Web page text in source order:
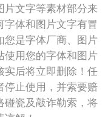
片文字等素材部分来
体和图片文字有冒
是字体厂商、图片
用您的字体和图片
实后将立即删除！任
停止使用，并索要赔
碰瓷及敲诈勒索，将